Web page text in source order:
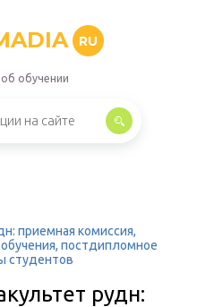
RU
обучении
приемная комиссия,
постдипломное
студентов
рудн: